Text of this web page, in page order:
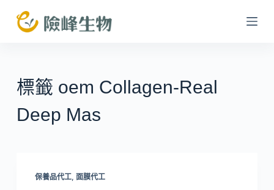
跳
至
內
容
標籤 oem Collagen-Real
Deep Mas
保養品代工, 面膜代工